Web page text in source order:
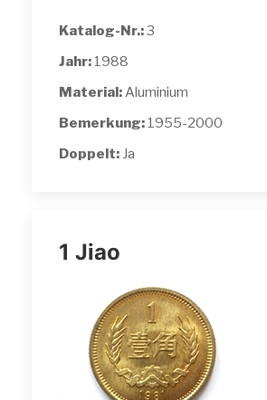
Katalog-Nr.:3
Jahr: 1988
Material:Aluminium
Bemerkung: 1955-2000
Doppelt: Ja
1 Jiao